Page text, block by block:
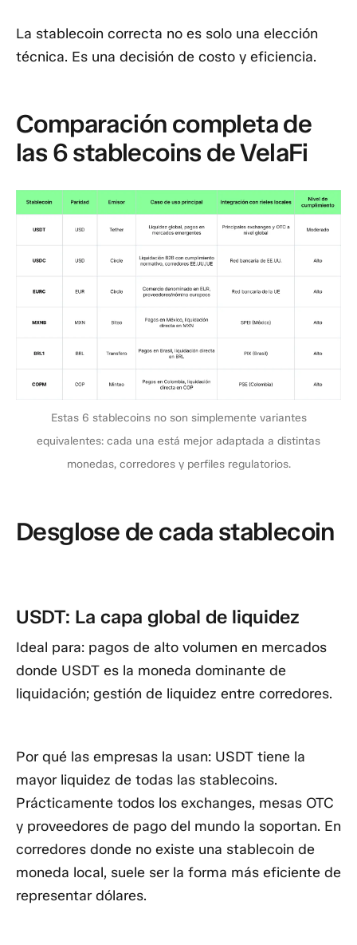
La stablecoin correcta no es solo una elección
técnica. Es una decisión de costo y eficiencia.
Comparación completa de
las 6 stablecoins de VelaFi
Estas 6 stablecoins no son simplemente variantes
equivalentes: cada una está mejor adaptada a distintas
monedas, corredores y perfiles regulatorios.
Desglose de cada stablecoin
USDT: La capa global de liquidez
Ideal para: pagos de alto volumen en mercados
donde USDT es la moneda dominante de
liquidación; gestión de liquidez entre corredores.
Por qué las empresas la usan: USDT tiene la
mayor liquidez de todas las stablecoins.
Prácticamente todos los exchanges, mesas OTC
y proveedores de pago del mundo la soportan. En
corredores donde no existe una stablecoin de
moneda local, suele ser la forma más eficiente de
representar dólares.